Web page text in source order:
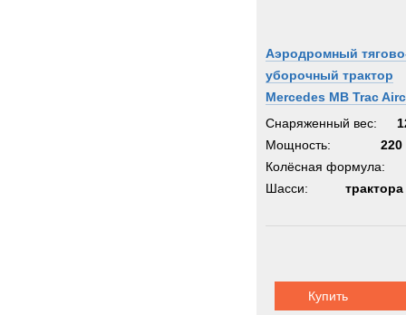
Аэродромный
уборочный трактор
Mercedes MB Trac
Tractor
Снаряженный вес:
Мощность:
220
Колёсная формула:
Шасси:
трактора
Купить